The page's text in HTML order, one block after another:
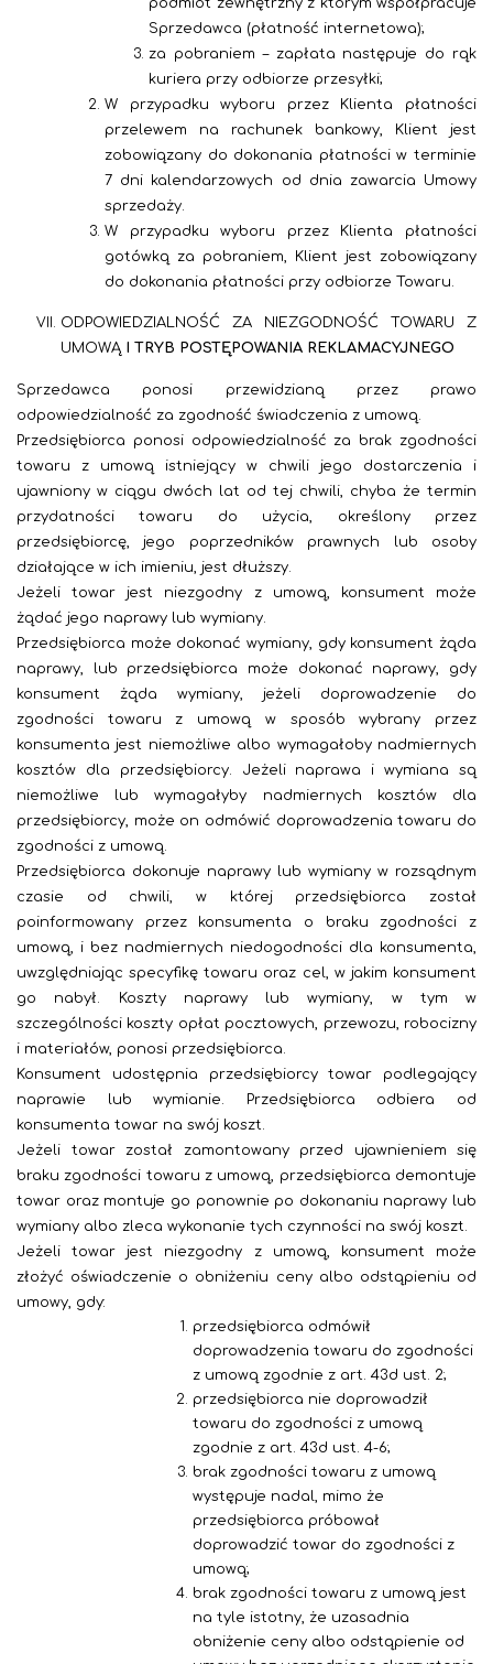
Sprzedawca (płatność internetowa);
za pobraniem – zapłata następuje do rąk
kuriera przy odbiorze przesyłki;
W przypadku wyboru przez Klienta płatności
przelewem na rachunek bankowy, Klient jest
zobowiązany do dokonania płatności w terminie
7 dni kalendarzowych od dnia zawarcia Umowy
sprzedaży.
W przypadku wyboru przez Klienta płatności
gotówką za pobraniem, Klient jest zobowiązany
do dokonania płatności przy odbiorze Towaru.
ODPOWIEDZIALNOŚĆ ZA NIEZGODNOŚĆ TOWARU Z
UMOWĄ I TRYB POSTĘPOWANIA REKLAMACYJNEGO
Sprzedawca ponosi przewidzianą przez prawo
odpowiedzialność za zgodność świadczenia z umową.
Przedsiębiorca ponosi odpowiedzialność za brak zgodności
towaru z umową istniejący w chwili jego dostarczenia i
ujawniony w ciągu dwóch lat od tej chwili, chyba że termin
przydatności towaru do użycia, określony przez
przedsiębiorcę, jego poprzedników prawnych lub osoby
działające w ich imieniu, jest dłuższy.
Jeżeli towar jest niezgodny z umową, konsument może
żądać jego naprawy lub wymiany.
Przedsiębiorca może dokonać wymiany, gdy konsument żąda
naprawy, lub przedsiębiorca może dokonać naprawy, gdy
konsument żąda wymiany, jeżeli doprowadzenie do
zgodności towaru z umową w sposób wybrany przez
konsumenta jest niemożliwe albo wymagałoby nadmiernych
kosztów dla przedsiębiorcy. Jeżeli naprawa i wymiana są
niemożliwe lub wymagałyby nadmiernych kosztów dla
przedsiębiorcy, może on odmówić doprowadzenia towaru do
zgodności z umową.
Przedsiębiorca dokonuje naprawy lub wymiany w rozsądnym
czasie od chwili, w której przedsiębiorca został
poinformowany przez konsumenta o braku zgodności z
umową, i bez nadmiernych niedogodności dla konsumenta,
uwzględniając specyfikę towaru oraz cel, w jakim konsument
go nabył. Koszty naprawy lub wymiany, w tym w
szczególności koszty opłat pocztowych, przewozu, robocizny
i materiałów, ponosi przedsiębiorca.
Konsument udostępnia przedsiębiorcy towar podlegający
naprawie lub wymianie. Przedsiębiorca odbiera od
konsumenta towar na swój koszt.
Jeżeli towar został zamontowany przed ujawnieniem się
braku zgodności towaru z umową, przedsiębiorca demontuje
towar oraz montuje go ponownie po dokonaniu naprawy lub
wymiany albo zleca wykonanie tych czynności na swój koszt.
Jeżeli towar jest niezgodny z umową, konsument może
złożyć oświadczenie o obniżeniu ceny albo odstąpieniu od
umowy, gdy:
przedsiębiorca odmówił
doprowadzenia towaru do zgodności
z umową zgodnie z art. 43d ust. 2;
przedsiębiorca nie doprowadził
towaru do zgodności z umową
zgodnie z art. 43d ust. 4-6;
brak zgodności towaru z umową
występuje nadal, mimo że
przedsiębiorca próbował
doprowadzić towar do zgodności z
umową;
brak zgodności towaru z umową jest
na tyle istotny, że uzasadnia
obniżenie ceny albo odstąpienie od